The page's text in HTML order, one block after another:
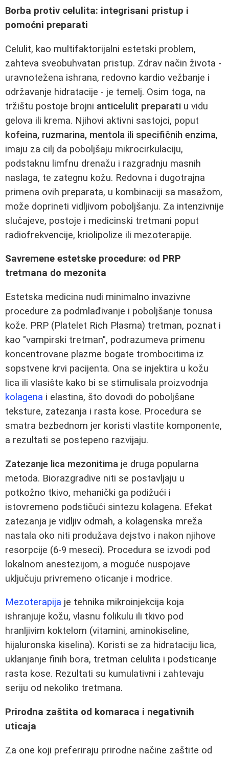
Borba protiv celulita: integrisani pristup i
pomoćni preparati
Celulit, kao multifaktorijalni estetski problem,
zahteva sveobuhvatan pristup. Zdrav način života -
uravnotežena ishrana, redovno kardio vežbanje i
održavanje hidratacije - je temelj. Osim toga, na
tržištu postoje brojni anticelulit preparati u vidu
gelova ili krema. Njihovi aktivni sastojci, poput
kofeina, ruzmarina, mentola ili specifičnih enzima,
imaju za cilj da poboljšaju mikrocirkulaciju,
podstaknu limfnu drenažu i razgradnju masnih
naslaga, te zategnu kožu. Redovna i dugotrajna
primena ovih preparata, u kombinaciji sa masažom,
može doprineti vidljivom poboljšanju. Za intenzivnije
slučajeve, postoje i medicinski tretmani poput
radiofrekvencije, kriolipolize ili mezoterapije.
Savremene estetske procedure: od PRP
tretmana do mezonita
Estetska medicina nudi minimalno invazivne
procedure za podmlađivanje i poboljšanje tonusa
kože. PRP (Platelet Rich Plasma) tretman, poznat i
kao "vampirski tretman", podrazumeva primenu
koncentrovane plazme bogate trombocitima iz
sopstvene krvi pacijenta. Ona se injektira u kožu
lica ili vlasište kako bi se stimulisala proizvodnja
kolagena i elastina, što dovodi do poboljšane
teksture, zatezanja i rasta kose. Procedura se
smatra bezbednom jer koristi vlastite komponente,
a rezultati se postepeno razvijaju.
Zatezanje lica mezonitima je druga popularna
metoda. Biorazgradive niti se postavljaju u
potkožno tkivo, mehanički ga podižući i
istovremeno podstičući sintezu kolagena. Efekat
zatezanja je vidljiv odmah, a kolagenska mreža
nastala oko niti produžava dejstvo i nakon njihove
resorpcije (6-9 meseci). Procedura se izvodi pod
lokalnom anestezijom, a moguće nuspojave
uključuju privremeno oticanje i modrice.
Mezoterapija je tehnika mikroinjekcija koja
ishranjuje kožu, vlasnu folikulu ili tkivo pod
hranljivim koktelom (vitamini, aminokiseline,
hijaluronska kiselina). Koristi se za hidrataciju lica,
uklanjanje finih bora, tretman celulita i podsticanje
rasta kose. Rezultati su kumulativni i zahtevaju
seriju od nekoliko tretmana.
Prirodna zaštita od komaraca i negativnih
uticaja
Za one koji preferiraju prirodne načine zaštite od